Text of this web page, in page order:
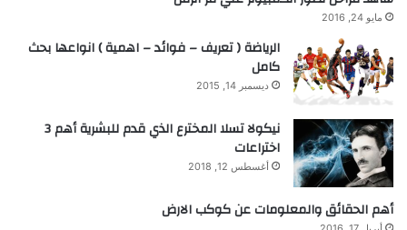
مايو 24, 2016
الرياضة ( تعريف – فوائد – اهمية ) انواعها بحث
كامل
ديسمبر 14, 2015
نيكولا تسلا المخترع الذي قدم للبشرية أهم 3
اختراعات
أغسطس 12, 2018
أهم الحقائق والمعلومات عن كوكب الارض